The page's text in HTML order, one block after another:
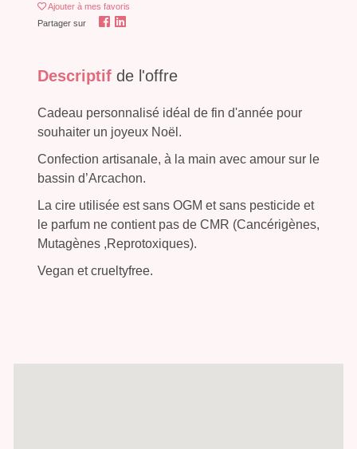
Ajouter à mes favoris
Partager sur
Descriptif de l'offre
Cadeau personnalisé idéal de fin d'année pour
souhaiter un joyeux Noël.
Confection artisanale, à la main avec amour sur le
bassin d’Arcachon.
La cire utilisée est sans OGM et sans pesticide et
le parfum ne contient pas de CMR (Cancérigènes,
Mutagènes ,Reprotoxiques).
Vegan et crueltyfree.